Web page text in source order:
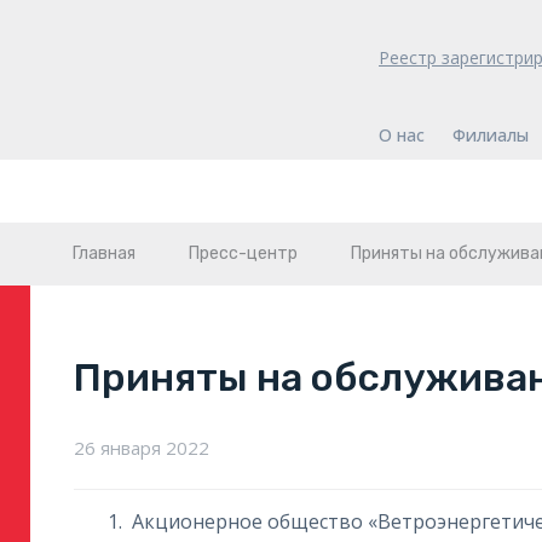
Реестр
О нас Филиалы
Главная Пресс-центр Приняты на
Приняты на
26 января 2022
Акционерное общество